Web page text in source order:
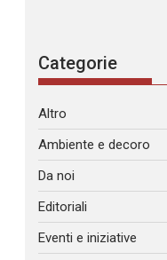
Categorie
Altro
Ambiente e decoro
Da noi
Editoriali
Eventi e iniziative